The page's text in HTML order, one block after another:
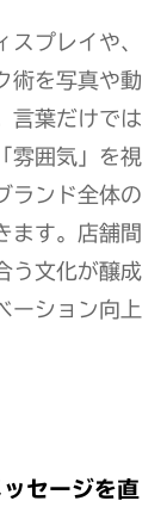
プレイや、
術を写真や動
言葉だけでは
雰囲気」を視
ランド全体の
ます。店舗間
う文化が醸成
ーション向上
セージを直